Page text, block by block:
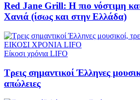
Red Jane Grill: Η πιο νόστιμη
Χανιά (ίσως και στην Ελλάδα)
ΕΙΚΟΣΙ ΧΡΟΝΙΑ LIFO
Είκοσι χρόνια LIFO
Tρεις σημαντικοί Έλληνες
απώλειες